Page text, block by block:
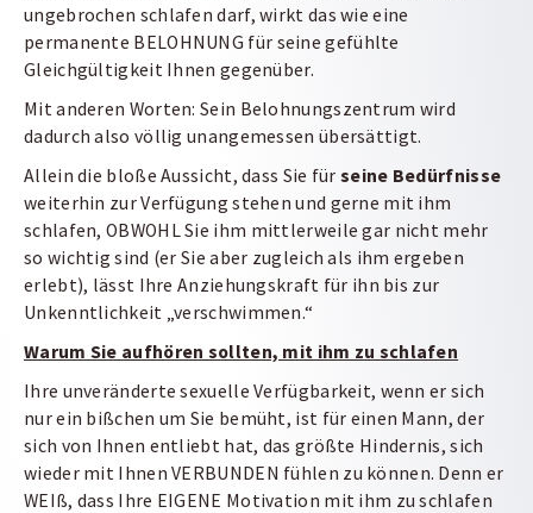
ungebrochen schlafen darf, wirkt das wie eine
permanente BELOHNUNG für seine gefühlte
Gleichgültigkeit Ihnen gegenüber.
Mit anderen Worten: Sein Belohnungszentrum wird
dadurch also völlig unangemessen übersättigt.
Allein die bloße Aussicht, dass Sie für seine Bedürfnisse
weiterhin zur Verfügung stehen und gerne mit ihm
schlafen, OBWOHL Sie ihm mittlerweile gar nicht mehr
so wichtig sind (er Sie aber zugleich als ihm ergeben
erlebt), lässt Ihre Anziehungskraft für ihn bis zur
Unkenntlichkeit „verschwimmen.“
Warum Sie aufhören sollten, mit ihm zu schlafen
Ihre unveränderte sexuelle Verfügbarkeit, wenn er sich
nur ein bißchen um Sie bemüht, ist für einen Mann, der
sich von Ihnen entliebt hat, das größte Hindernis, sich
wieder mit Ihnen VERBUNDEN fühlen zu können. Denn er
WEIß, dass Ihre EIGENE Motivation mit ihm zu schlafen